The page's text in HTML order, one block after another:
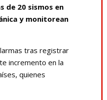
de 20 sismos en
y monitorean
tras registrar
incremento en la
quienes